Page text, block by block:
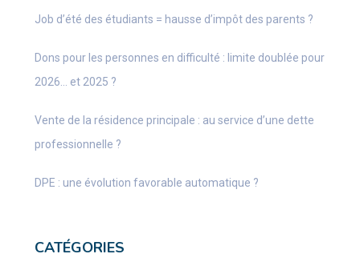
Job d’été des étudiants = hausse d’impôt des parents ?
Dons pour les personnes en difficulté : limite doublée pour
2026… et 2025 ?
Vente de la résidence principale : au service d’une dette
professionnelle ?
DPE : une évolution favorable automatique ?
CATÉGORIES